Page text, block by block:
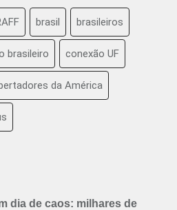
brasil brasileiros
brasileiro conexão UF
da América
dia de caos: milhares de